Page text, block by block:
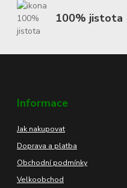
100% jistota
Informace
Jak nakupovat
Doprava a platba
Obchodní podmínky
Velkoobchod